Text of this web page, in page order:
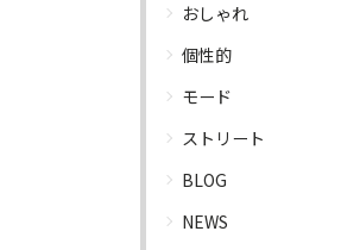
おしゃれ
個性的
モード
ストリート
BLOG
NEWS